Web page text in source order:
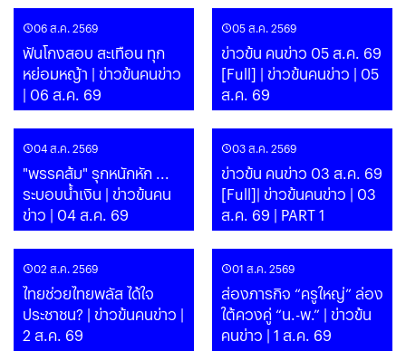
06 ส.ค. 2569
ฟันโกงสอบ สะเทือน ทุก
หย่อมหญ้า | ข่าวข้นคนข่าว
| 06 ส.ค. 69
05 ส.ค. 2569
ข่าวข้น คนข่าว 05 ส.ค. 69
[Full] | ข่าวข้นคนข่าว | 05
ส.ค. 69
04 ส.ค. 2569
"พรรคส้ม" รุกหนักหัก ...
ระบอบน้ำเงิน | ข่าวข้นคน
ข่าว | 04 ส.ค. 69
03 ส.ค. 2569
ข่าวข้น คนข่าว 03 ส.ค. 69
[Full]| ข่าวข้นคนข่าว | 03
ส.ค. 69 | PART 1
02 ส.ค. 2569
ไทยช่วยไทยพลัส ได้ใจ
ประชาชน? | ข่าวข้นคนข่าว |
2 ส.ค. 69
01 ส.ค. 2569
ส่องภารกิจ “ครูใหญ่” ล่อง
ใต้ควงคู่ “น.-พ.” | ข่าวข้น
คนข่าว | 1 ส.ค. 69